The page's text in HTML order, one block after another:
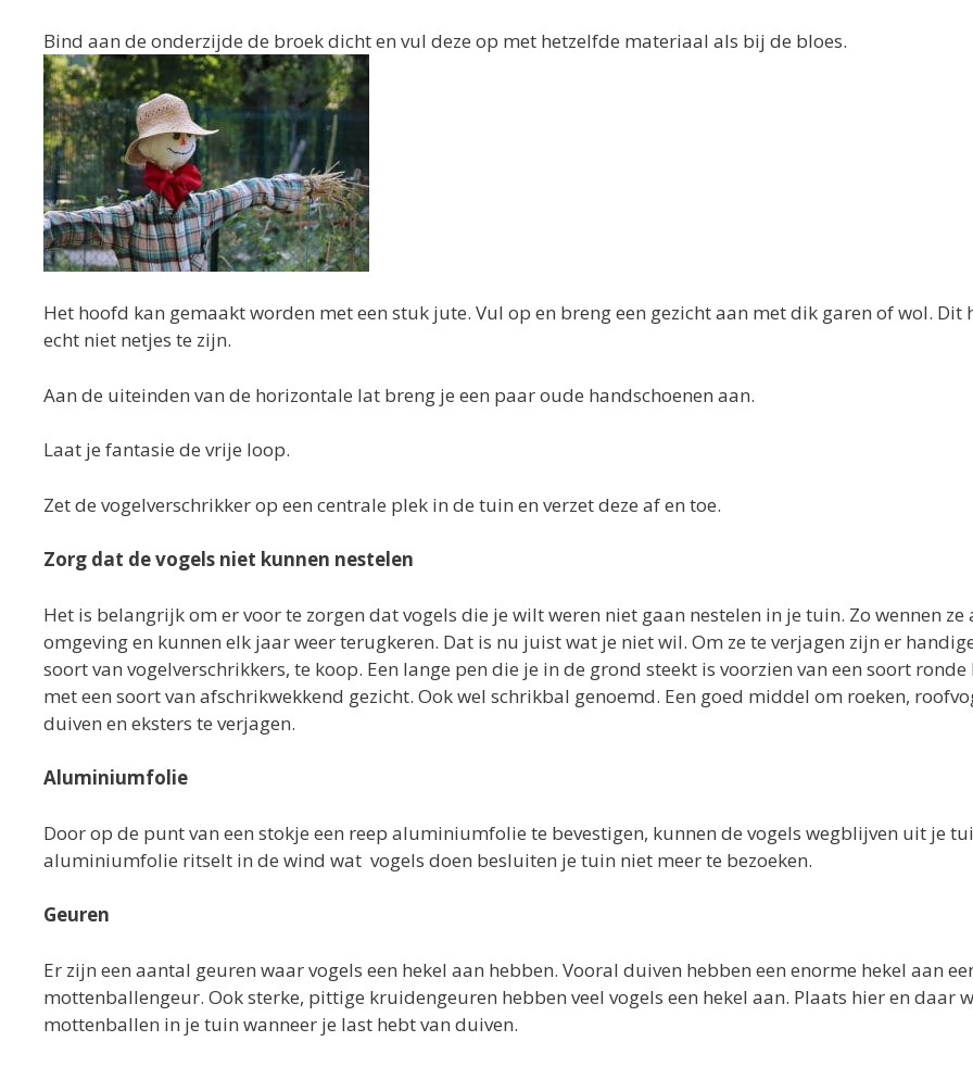
Bind aan de onderzijde de broek dicht en vul deze op met hetzelfde materiaal als bij de bloes.
Het hoofd kan gemaakt worden met een stuk jute. Vul op en breng een gezicht aan met dik garen of wol. Dit
echt niet netjes te zijn.
Aan de uiteinden van de horizontale lat breng je een paar oude handschoenen aan.
Laat je fantasie de vrije loop.
Zet de vogelverschrikker op een centrale plek in de tuin en verzet deze af en toe.
Zorg dat de vogels niet kunnen nestelen
Het is belangrijk om er voor te zorgen dat vogels die je wilt weren niet gaan nestelen in je tuin. Zo wennen ze
omgeving en kunnen elk jaar weer terugkeren. Dat is nu juist wat je niet wil. Om ze te verjagen zijn er
soort van vogelverschrikkers, te koop. Een lange pen die je in de grond steekt is voorzien van een soort
met een soort van afschrikwekkend gezicht. Ook wel schrikbal genoemd. Een goed middel om roeken,
duiven en eksters te verjagen.
Aluminiumfolie
Door op de punt van een stokje een reep aluminiumfolie te bevestigen, kunnen de vogels wegblijven uit je
aluminiumfolie ritselt in de wind wat vogels doen besluiten je tuin niet meer te bezoeken.
Geuren
Er zijn een aantal geuren waar vogels een hekel aan hebben. Vooral duiven hebben een enorme hekel aan
mottenballengeur. Ook sterke, pittige kruidengeuren hebben veel vogels een hekel aan. Plaats hier en daar
mottenballen in je tuin wanneer je last hebt van duiven.